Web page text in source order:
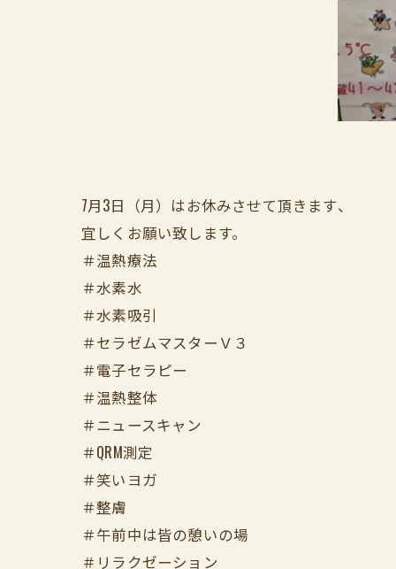
7月3日（月）はお休みさせて頂きます、
宜しくお願い致します。
＃温熱療法
＃水素水
＃水素吸引
＃セラゼムマスターＶ３
＃電子セラピー
＃温熱整体
＃ニュースキャン
＃QRM測定
＃笑いヨガ
＃整膚
＃午前中は皆の憩いの場
＃リラクゼーション